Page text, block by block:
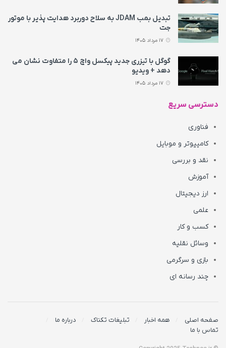
تبدیل بمب JDAM به سلاح دوربرد هدایت پذیر با موتور
جت
گوگل با تیزری جدید پیکسل واچ ۵ را متفاوت نشان می‌
دهد + ویدیو
دسترسی سریع
فناوری
کامپیوتر و موبایل
نقد و بررسی
آموزش
ارز دیجیتال
علمی
کسب و کار
وسائل نقلیه
بازی و سرگرمی
چند رسانه ای
صفحه اصلی همه اخبار تبلیغات تکناک
درباره ما
تماس با ما